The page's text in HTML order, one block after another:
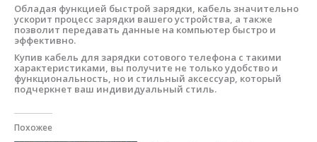
Обладая функцией быстрой зарядки, кабель значительно
ускорит процесс зарядки вашего устройства, а также
позволит передавать данные на компьютер быстро и
эффективно.
Купив кабель для зарядки сотового телефона с такими
характеристиками, вы получите не только удобство и
функциональность, но и стильный аксессуар, который
подчеркнет ваш индивидуальный стиль.
Похожее